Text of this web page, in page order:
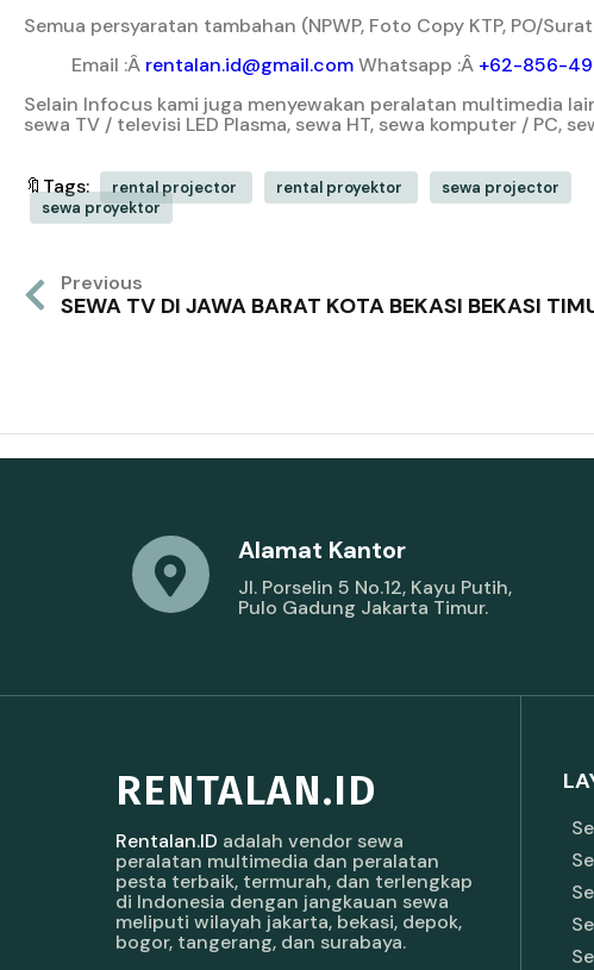
Semua persyaratan tambahan (NPWP, Foto Copy KTP, PO/
Email :Â rentalan.id@gmail.comWhatsapp :Â +62-856-
Selain Infocus kami juga menyewakan peralatan multimedia
sewa TV / televisi LED Plasma, sewa HT, sewa komputer / PC,
🔖Tags: rental projector rental proyektor
sewa projector
sewa proyektor
Previous
SEWA TV DI JAWA BARAT KOTA BEKASI BEKASI
Alamat Kantor
Jl. Porselin 5 No.12, Kayu Putih,
Pulo Gadung Jakarta Timur.
RENTALAN.ID
Rentalan.ID adalah vendor sewa
peralatan multimedia dan peralatan
pesta terbaik, termurah, dan terlengkap
di Indonesia dengan jangkauan sewa
meliputi wilayah jakarta, bekasi, depok,
bogor, tangerang, dan surabaya.